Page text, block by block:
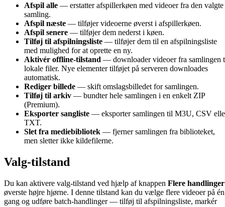
Afspil alle — erstatter afspillerkøen med videoer fra den valgte
samling.
Afspil næste — tilføjer videoerne øverst i afspillerkøen.
Afspil senere — tilføjer dem nederst i køen.
Tilføj til afspilningsliste — tilføjer dem til en afspilningsliste
med mulighed for at oprette en ny.
Aktivér offline-tilstand — downloader videoer fra samlingen
lokale filer. Nye elementer tilføjet på serveren downloades
automatisk.
Rediger billede — skift omslagsbilledet for samlingen.
Tilføj til arkiv — bundter hele samlingen i en enkelt ZIP
(Premium).
Eksporter sangliste — eksporter samlingen til M3U, CSV
TXT.
Slet fra mediebibliotek — fjerner samlingen fra biblioteket,
men sletter ikke kildefilerne.
Valg-tilstand
Du kan aktivere valg-tilstand ved hjælp af knappen Flere handlinger
øverste højre hjørne. I denne tilstand kan du vælge flere videoer på én
gang og udføre batch-handlinger — tilføj til afspilningsliste, markér